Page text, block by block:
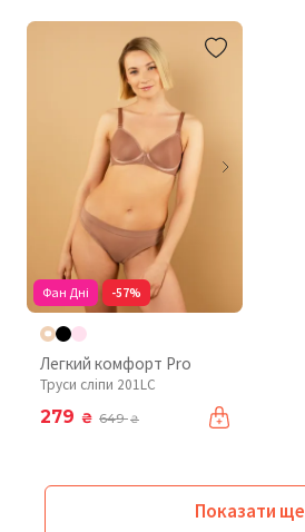
Фан Дні -57%
Легкий комфорт Pro
Труси сліпи 201LC
279 ₴ 649₴
Показати ще